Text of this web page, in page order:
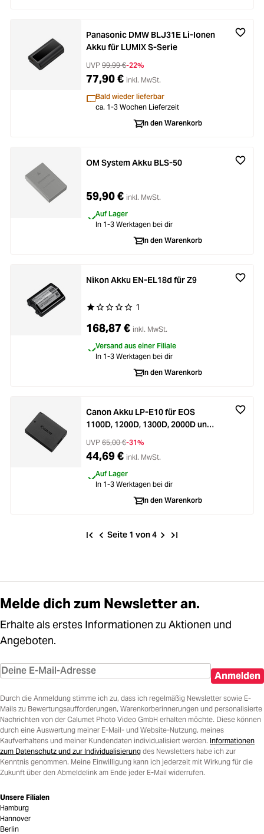
Panasonic DMW BLJ31E Li-Ionen
Akku für LUMIX S-Serie
UVP 99,99 €-22%
77,90 € inkl. MwSt.
Bald wieder lieferbar
ca. 1-3 Wochen Lieferzeit
In den Warenkorb
OM System Akku BLS-50
59,90 € inkl. MwSt.
Auf Lager
In 1-3 Werktagen bei dir
In den Warenkorb
Durchschnittliche Bewertung von 1 von 5
1
Nikon Akku EN-EL18d für Z9
168,87 € inkl. MwSt.
Versand aus einer Filiale
In 1-3 Werktagen bei dir
In den Warenkorb
Canon Akku LP-E10 für EOS
1100D, 1200D, 1300D, 2000D und
4000D
UVP 65,00 €-31%
44,69 € inkl. MwSt.
Auf Lager
In 1-3 Werktagen bei dir
In den Warenkorb
Seite 1 von 4
Melde dich zum Newsletter an.
Erhalte als erstes Informationen zu Aktionen und
Angeboten.
Anmelden
Durch die Anmeldung stimme ich zu, dass ich regelmäßig Newsletter sowie E-
Mails zu Bewertungsaufforderungen, Warenkorberinnerungen und personalisierte
Nachrichten von der Calumet Photo Video GmbH erhalten möchte. Diese können
durch eine Auswertung meiner E-Mail- und Website-Nutzung, meines
Kaufverhaltens und meiner Kundendaten individualisiert werden. Informationen
zum Datenschutz und zur Individualisierung des Newsletters habe ich zur
Kenntnis genommen. Meine Einwilligung kann ich jederzeit mit Wirkung für die
Zukunft über den Abmeldelink am Ende jeder E-Mail widerrufen.
Unsere Filialen
Hamburg
Hannover
Berlin